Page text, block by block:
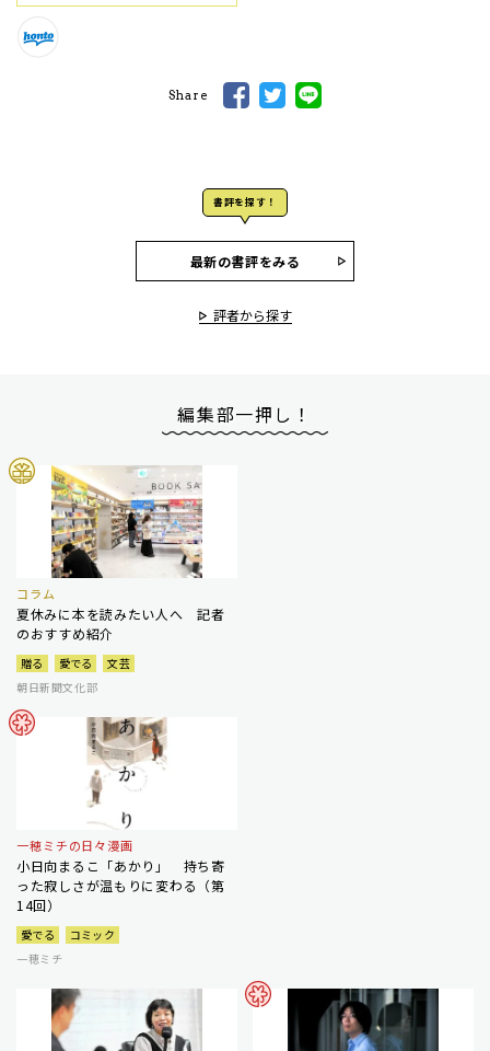
Share
書評を探す！
最新の書評をみる
評者から探す
編集部一押し！
コラム
夏休みに本を読みたい人へ 記者
のおすすめ紹介
贈る 愛でる
文芸
朝日新聞文化部
一穂ミチの日々漫画
小日向まるこ「あかり」 持ち寄
った寂しさが温もりに変わる（第
14回）
愛でる
コミック
一穂ミチ